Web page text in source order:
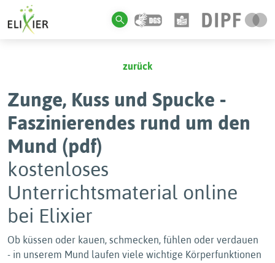
zurück
Zunge, Kuss und Spucke -
Faszinierendes rund um den
Mund (pdf)
kostenloses
Unterrichtsmaterial online
bei Elixier
Ob küssen oder kauen, schmecken, fühlen oder verdauen
- in unserem Mund laufen viele wichtige Körperfunktionen